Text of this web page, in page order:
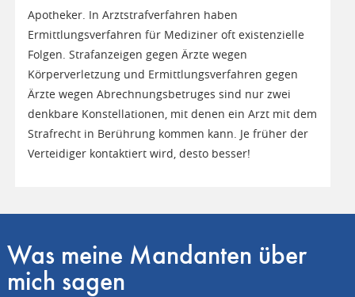
Apotheker. In Arztstrafverfahren haben
Ermittlungsverfahren für Mediziner oft existenzielle
Folgen. Strafanzeigen gegen Ärzte wegen
Körperverletzung und Ermittlungsverfahren gegen
Ärzte wegen Abrechnungsbetruges sind nur zwei
denkbare Konstellationen, mit denen ein Arzt mit dem
Strafrecht in Berührung kommen kann. Je früher der
Verteidiger kontaktiert wird, desto besser!
Was meine Mandanten über
mich sagen